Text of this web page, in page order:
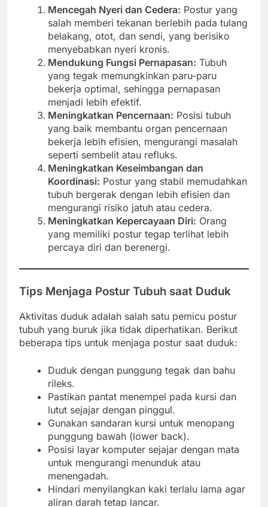
Mencegah Nyeri dan Cedera: Postur yang
salah memberi tekanan berlebih pada tulang
belakang, otot, dan sendi, yang berisiko
menyebabkan nyeri kronis.
Mendukung Fungsi Pernapasan: Tubuh
yang tegak memungkinkan paru-paru
bekerja optimal, sehingga pernapasan
menjadi lebih efektif.
Meningkatkan Pencernaan: Posisi tubuh
yang baik membantu organ pencernaan
bekerja lebih efisien, mengurangi masalah
seperti sembelit atau refluks.
Meningkatkan Keseimbangan dan
Koordinasi: Postur yang stabil memudahkan
tubuh bergerak dengan lebih efisien dan
mengurangi risiko jatuh atau cedera.
Meningkatkan Kepercayaan Diri: Orang
yang memiliki postur tegap terlihat lebih
percaya diri dan berenergi.
Tips Menjaga Postur Tubuh saat Duduk
Aktivitas duduk adalah salah satu pemicu postur
tubuh yang buruk jika tidak diperhatikan. Berikut
beberapa tips untuk menjaga postur saat duduk:
Duduk dengan punggung tegak dan bahu
rileks.
Pastikan pantat menempel pada kursi dan
lutut sejajar dengan pinggul.
Gunakan sandaran kursi untuk menopang
punggung bawah (lower back).
Posisi layar komputer sejajar dengan mata
untuk mengurangi menunduk atau
menengadah.
Hindari menyilangkan kaki terlalu lama agar
aliran darah tetap lancar.